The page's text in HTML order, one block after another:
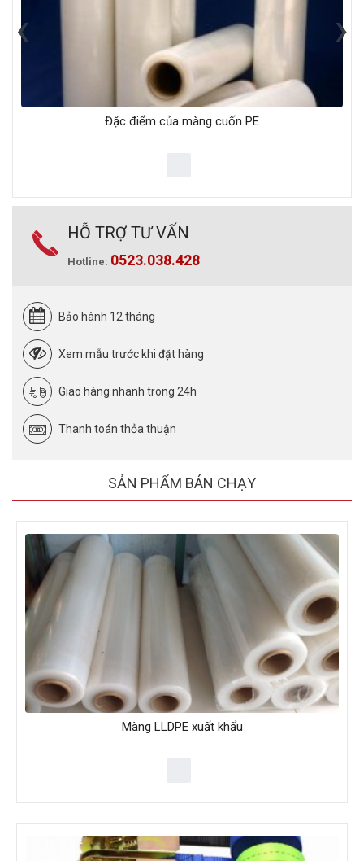
Đặc điểm của màng cuốn PE
‹ ›
HỖ TRỢ TƯ VẤN
Hotline: 0523.038.428
Bảo hành 12 tháng
Xem mẫu trước khi đặt hàng
Giao hàng nhanh trong 24h
Thanh toán thỏa thuận
SẢN PHẨM BÁN CHẠY
Màng LLDPE xuất khẩu